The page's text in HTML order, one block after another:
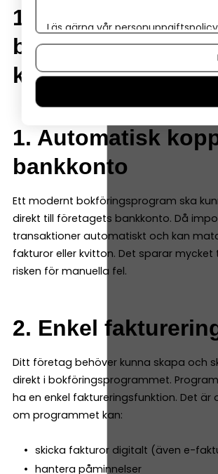
10 saker ett bra
kunna
1. Automatisk
bankkonto
Ett modernt bokföringsprogram ska
direkt till företagets bankkonto. Då
transaktioner automatiskt och kan
fakturor eller kvitton. Det sparar mycket
risken för manuella fel.
2. Enkel
Ditt företag behöver kunna skapa och
direkt i bokföringsprogrammet.
ha en enkel faktureringsfunktion. Det är
om programmet kan:
skicka fakturor digitalt (även e-
hantera påminnelser
Läs gärna vår personuppgiftspolicy
Om du vill ändra ditt val i